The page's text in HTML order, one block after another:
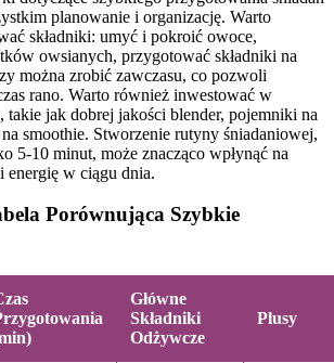
planowanie i organizację. Warto
składniki: umyć i pokroić owoce,
owsianych, przygotować składniki na
można zrobić zawczasu, co pozwoli
rano. Warto również inwestować w
takie jak dobrej jakości blender, pojemniki na
smoothie. Stworzenie rutyny śniadaniowej,
5-10 minut, może znacząco wpłynąć na
energię w ciągu dnia.
Porównująca Szybkie
Główne
Składniki
Odżywcze
Plusy